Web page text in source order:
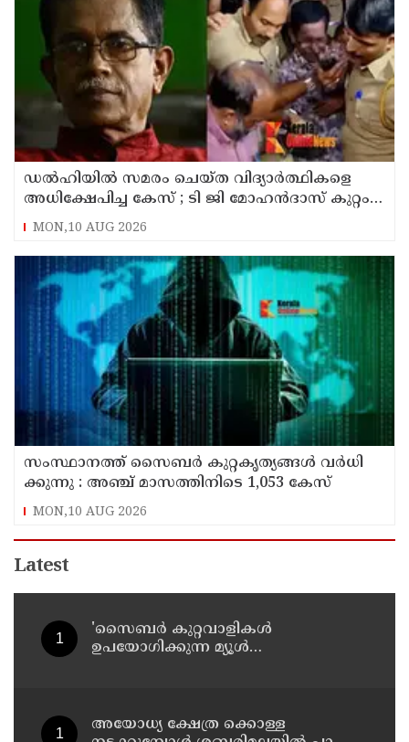
ഡൽഹിയിൽ സമരം ചെയ്ത വിദ്യാർത്ഥികളെ
അധിക്ഷേപിച്ച കേസ് ; ടി ജി മോഹൻദാസ് കുറ്റം
സമ്മതിച്ചു
MON,10 AUG 2026
സം​സ്ഥാ​ന​ത്ത് സൈ​ബ​ര്‍ കു​റ്റ​കൃ​ത്യ​ങ്ങ​ൾ വ​ർ​ധി​
ക്കു​ന്നു : അഞ്ച്​ മാസത്തിനിടെ 1,053 കേസ്
MON,10 AUG 2026
Latest
'സൈബര്‍ കുറ്റവാളികള്‍
ഉപയോഗിക്കുന്ന മ്യൂള്‍
അയോധ്യ ക്ഷേത്ര ക്കൊള്ള